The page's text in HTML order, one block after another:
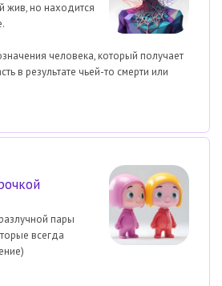
жив, но находится
человека, который получает
в результате чьей-то смерти или
пары
всегда